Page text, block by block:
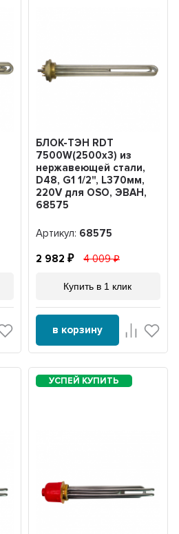
БЛОК-ТЭН RDT
7500W(2500x3) из
нержавеющей стали,
D48, G1 1/2", L370мм,
220V для OSO, ЭВАН,
68575
Артикул: 68575
2 982 4 009
Купить в 1 клик
в корзину